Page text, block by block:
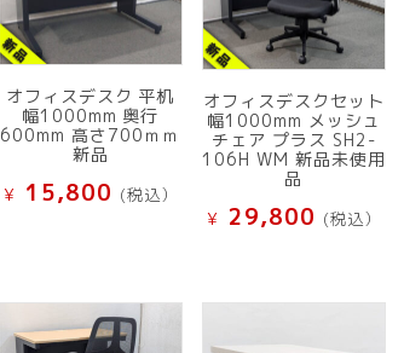
オフィスデスク 平机
幅1000mm 奥行
600mm 高さ700ｍｍ
新品
¥ 15,800 (税込）
オフィスデスクセット
幅1000mm メッシュ
チェア プラス SH2-
106H WM 新品未使用
品
¥ 29,800 (税込）